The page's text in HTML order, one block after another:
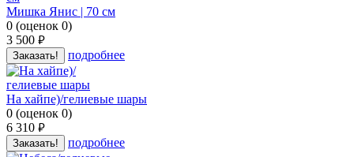
Мишка Янис | 70 см
0 (оценок 0)
3 500 руб.
Заказать! подробнее
На хайпе)/гелиевые шары
0 (оценок 0)
6 310 руб.
Заказать! подробнее